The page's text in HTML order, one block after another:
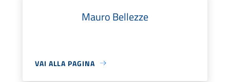
Mauro Bellezze
VAI ALLA PAGINA